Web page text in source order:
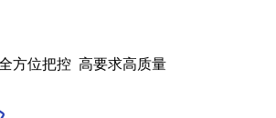
方位把控 高要求高质量